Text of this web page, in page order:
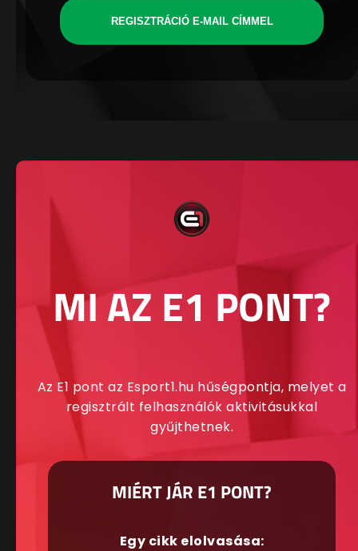
REGISZTRÁCIÓ E-MAIL CÍMMEL
MI AZ E1 PONT?
Az E1 pont az Esport1.hu hűségpontja, melyet a
regisztrált felhasználók aktivitásukkal
gyűjthetnek.
MIÉRT JÁR E1 PONT?
Egy cikk elolvasása: